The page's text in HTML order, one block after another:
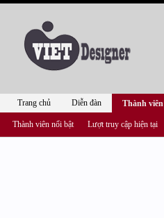
Trang chủ Diễn đàn Thành viên
Thành viên nổi bật Lượt truy cập hiện tại